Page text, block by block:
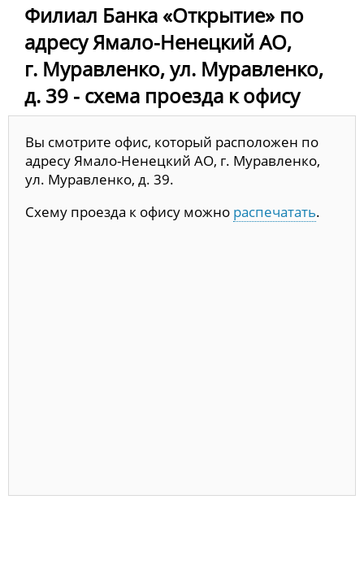
Филиал Банка «Открытие» по
адресу Ямало-Ненецкий АО,
г. Муравленко, ул. Муравленко,
д. 39 - схема проезда к офису
Вы смотрите офис, который расположен по
адресу Ямало-Ненецкий АО, г. Муравленко,
ул. Муравленко, д. 39.
Схему проезда к офису можно распечатать.